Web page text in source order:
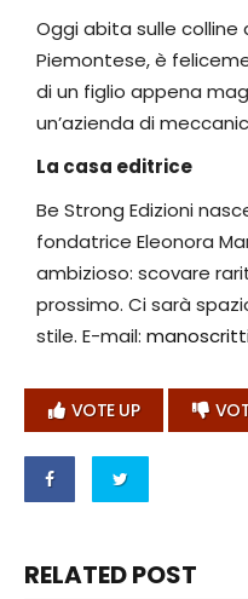
Oggi abita sulle
Piemontese, è
di un figlio appena
un’azienda di
La casa editrice
Be Strong Edizioni
fondatrice Eleonora
ambizioso: scovare
prossimo. Ci sarà
stile. E-mail:
VOTE UP
RELATED POST